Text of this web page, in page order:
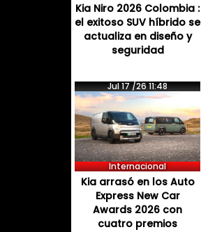
Kia Niro 2026 Colombia :
el exitoso SUV híbrido se
actualiza en diseño y
seguridad
Jul 17 /26 11:48
Internacional
Kia arrasó en los Auto
Express New Car
Awards 2026 con
cuatro premios